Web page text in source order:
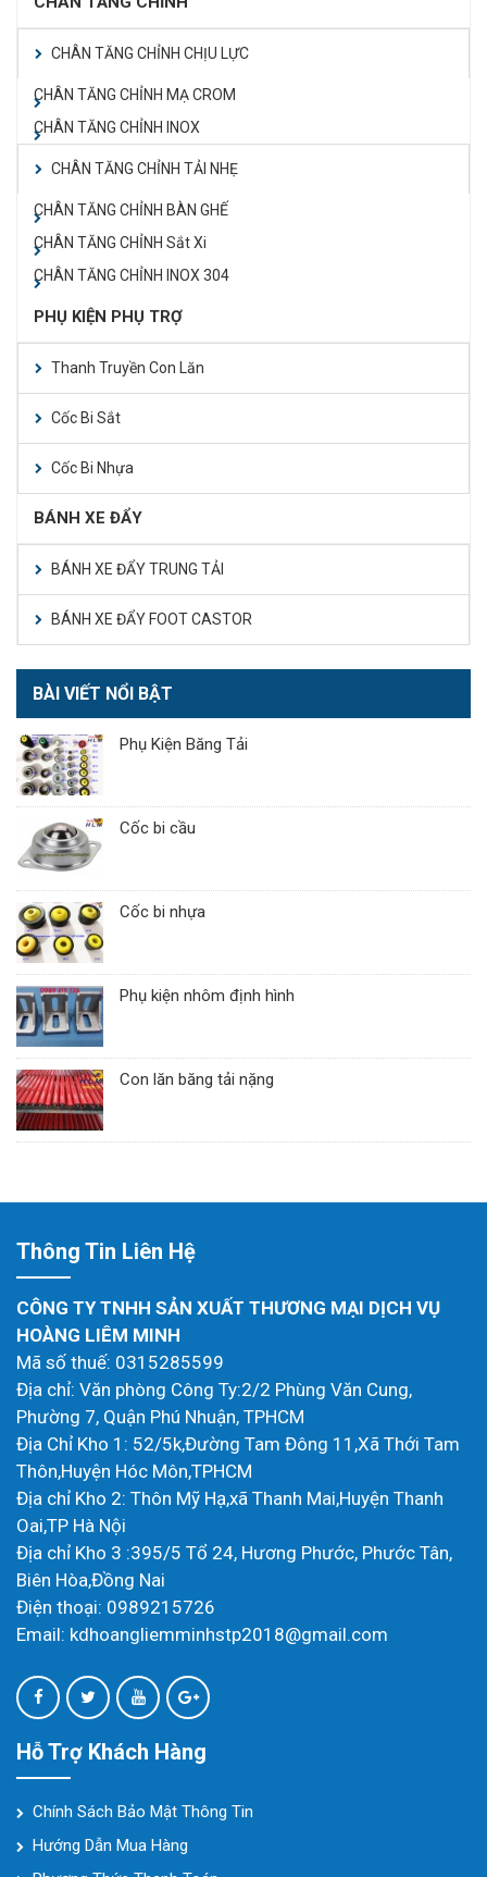
CHÂN TĂNG CHỈNH CHỊU LỰC
CHÂN TĂNG CHỈNH MẠ CROM
CHÂN TĂNG CHỈNH INOX
CHÂN TĂNG CHỈNH TẢI NHẸ
CHÂN TĂNG CHỈNH BÀN GHẾ
CHÂN TĂNG CHỈNH Sắt Xi
CHÂN TĂNG CHỈNH INOX 304
PHỤ KIỆN PHỤ TRỢ
Thanh Truyền Con Lăn
Cốc Bi Sắt
Cốc Bi Nhựa
BÁNH XE ĐẨY
BÁNH XE ĐẨY TRUNG TẢI
BÁNH XE ĐẨY FOOT CASTOR
BÀI VIẾT NỔI BẬT
Phụ Kiện Băng Tải
Cốc bi cầu
Cốc bi nhựa
Phụ kiện nhôm định hình
Con lăn băng tải nặng
Thông Tin Liên Hệ
CÔNG TY TNHH SẢN XUẤT THƯƠNG MẠI DỊCH VỤ
HOÀNG LIÊM MINH
Mã số thuế: 0315285599
Địa chỉ: Văn phòng Công Ty:2/2 Phùng Văn Cung,
Phường 7, Quận Phú Nhuận, TPHCM
Địa Chỉ Kho 1: 52/5k,Đường Tam Đông 11,Xã Thới Tam
Thôn,Huyện Hóc Môn,TPHCM
Địa chỉ Kho 2: Thôn Mỹ Hạ,xã Thanh Mai,Huyện Thanh
Oai,TP Hà Nội
Địa chỉ Kho 3 :395/5 Tổ 24, Hương Phước, Phước Tân,
Biên Hòa,Đồng Nai
Điện thoại: 0989215726
Email: kdhoangliemminhstp2018@gmail.com
Hỗ Trợ Khách Hàng
Chính Sách Bảo Mật Thông Tin
Hướng Dẫn Mua Hàng